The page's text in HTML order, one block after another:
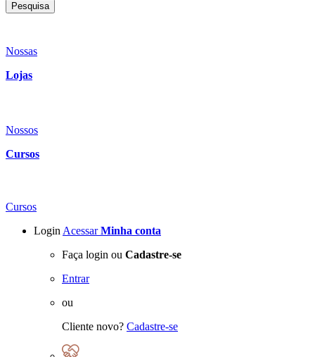
Pesquisa
Nossas
Lojas
Nossos
Cursos
Cursos
Login Acessar Minha conta
Faça login ou Cadastre-se
Entrar
ou
Cliente novo? Cadastre-se